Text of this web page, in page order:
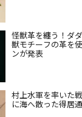
怪獣革を纏う！ダ
獣モチーフの革を
ンが発表
村上水軍を率いた
に海へ散った得居